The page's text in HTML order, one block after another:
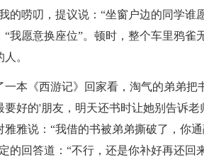
的唠叨，提议说：“坐窗户边的同学谁
我愿意换座位”。顿时，整个车里鸦雀
。
本《西游记》回家看，淘气的弟弟把
好的'朋友，明天还书时让她别告诉
雅说：“我借的书被弟弟撕破了，你通
的回答道：“不行，还是你补好再还回